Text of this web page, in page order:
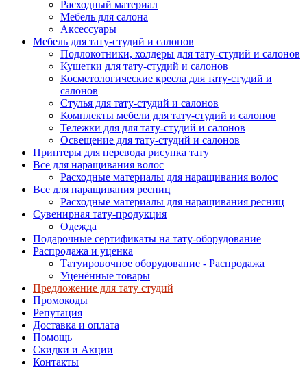
Расходный материал
Мебель для салона
Аксессуары
Мебель для тату-студий и салонов
Подлокотники, холдеры для тату-студий и салонов
Кушетки для тату-студий и салонов
Косметологические кресла для тату-студий и
салонов
Стулья для тату-студий и салонов
Комплекты мебели для тату-студий и салонов
Тележки для для тату-студий и салонов
Освещение для тату-студий и салонов
Принтеры для перевода рисунка тату
Все для наращивания волос
Расходные материалы для наращивания волос
Все для наращивания ресниц
Расходные материалы для наращивания ресниц
Сувенирная тату-продукция
Одежда
Подарочные сертификаты на тату-оборудование
Распродажа и уценка
Татуировочное оборудование - Распродажа
Уценённые товары
Предложение для тату студий
Промокоды
Репутация
Доставка и оплата
Помощь
Скидки и Акции
Контакты